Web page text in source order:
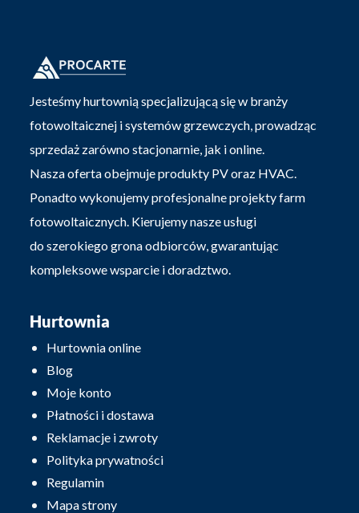
Jesteśmy hurtownią specjalizującą się w branży
fotowoltaicznej i systemów grzewczych, prowadząc
sprzedaż zarówno stacjonarnie, jak i online.
Nasza oferta obejmuje produkty PV oraz HVAC.
Ponadto wykonujemy profesjonalne projekty farm
fotowoltaicznych. Kierujemy nasze usługi
do szerokiego grona odbiorców, gwarantując
kompleksowe wsparcie i doradztwo.
Hurtownia
Hurtownia online
Blog
Moje konto
Płatności i dostawa
Reklamacje i zwroty
Polityka prywatności
Regulamin
Mapa strony